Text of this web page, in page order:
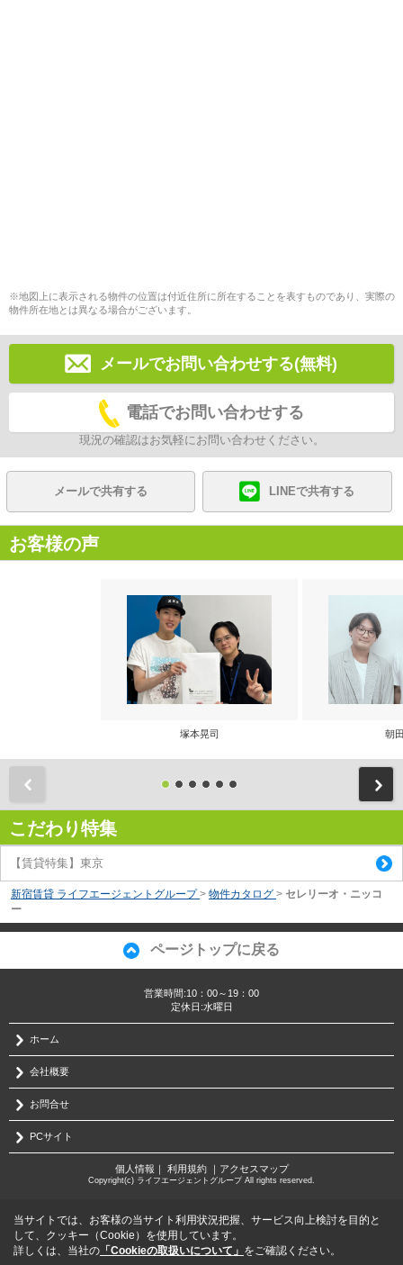
※地図上に表示される物件の位置は付近住所に所在することを表すものであり、実際の
物件所在地とは異なる場合がございます。
メールでお問い合わせする(無料)
電話でお問い合わせする
現況の確認はお気軽にお問い合わせください。
メールで共有する LINEで共有する
お客様の声
塚本晃司 朝
こだわり特集
【賃貸特集】東京
新宿賃貸 ライフエージェントグループ > 物件カタログ > セレリーオ・ニッコ
ー
ページトップに戻る
営業時間:10：00～19：00
定休日:水曜日
ホーム
会社概要
お問合せ
PCサイト
個人情報 利用規約｜ アクセスマップ
Copyright(c) ライフエージェントグループ All rights reserved.
当サイトでは、お客様の当サイト利用状況把握、サービス向上検討を目的と
して、クッキー（Cookie）を使用しています。
詳しくは、当社の 「Cookieの取扱いについて」 をご確認ください。